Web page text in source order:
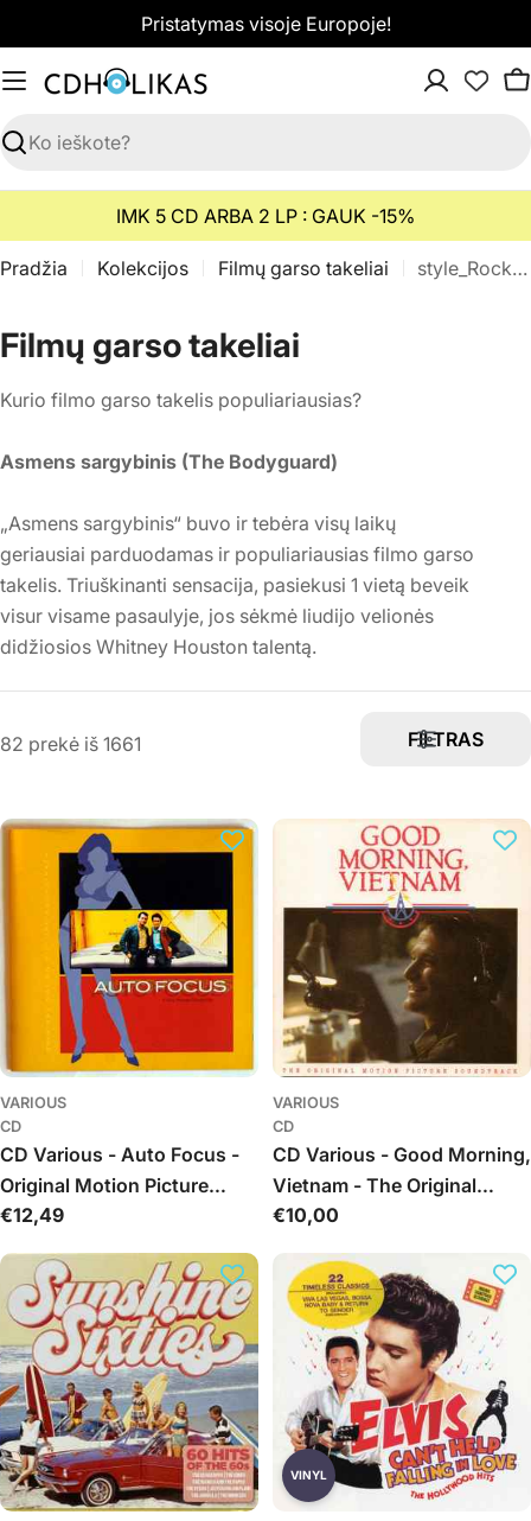
prie
turinio
Pristatymas visoje Europoje!
Paieška
IMK 5 CD ARBA 2 LP : GAUK -15%
Pradžia Kolekcijos Filmų garso takeliai style_Rock & Roll
K
o
e
c
i
j
a
:
Filmų garso takeliai
Kurio filmo garso takelis populiariausias?
Asmens sargybinis (The Bodyguard)
„Asmens sargybinis“ buvo ir tebėra visų laikų
geriausiai parduodamas ir populiariausias filmo garso
takelis. Triuškinanti sensacija, pasiekusi 1 vietą beveik
visur visame pasaulyje, jos sėkmė liudijo velionės
didžiosios Whitney Houston talentą.
82 prekė iš 1661 FILTRAS
VARIOUS
CD
CD Various - Auto Focus -
Original Motion Picture
Soundtrack
Įprasta
€12,49
VARIOUS
CD
CD Various - Good Morning,
Vietnam - The Original
Motion Picture Soundtrack
Įprasta
€10,00
VINYL